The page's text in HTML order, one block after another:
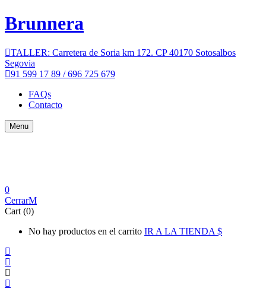
Brunnera
TALLER: Carretera de Soria km 172. CP 40170 Sotosalbos
Segovia
91 599 17 89 / 696 725 679
FAQs
Contacto
Menu
0
Cerrar
Cart (0)
No hay productos en el carrito IR A LA TIENDA